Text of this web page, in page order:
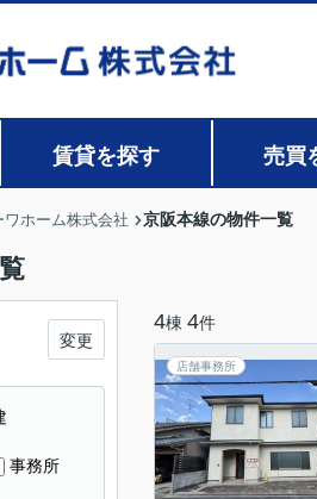
賃貸を探す 売買
ホーム株式会社 京阪本線の物件一覧
4棟 4件
店舗事務所
変更
事務所